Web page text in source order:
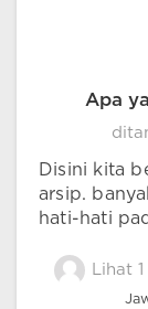
Apa
Disini kita
arsip.
hati-hati
saat
Lihat